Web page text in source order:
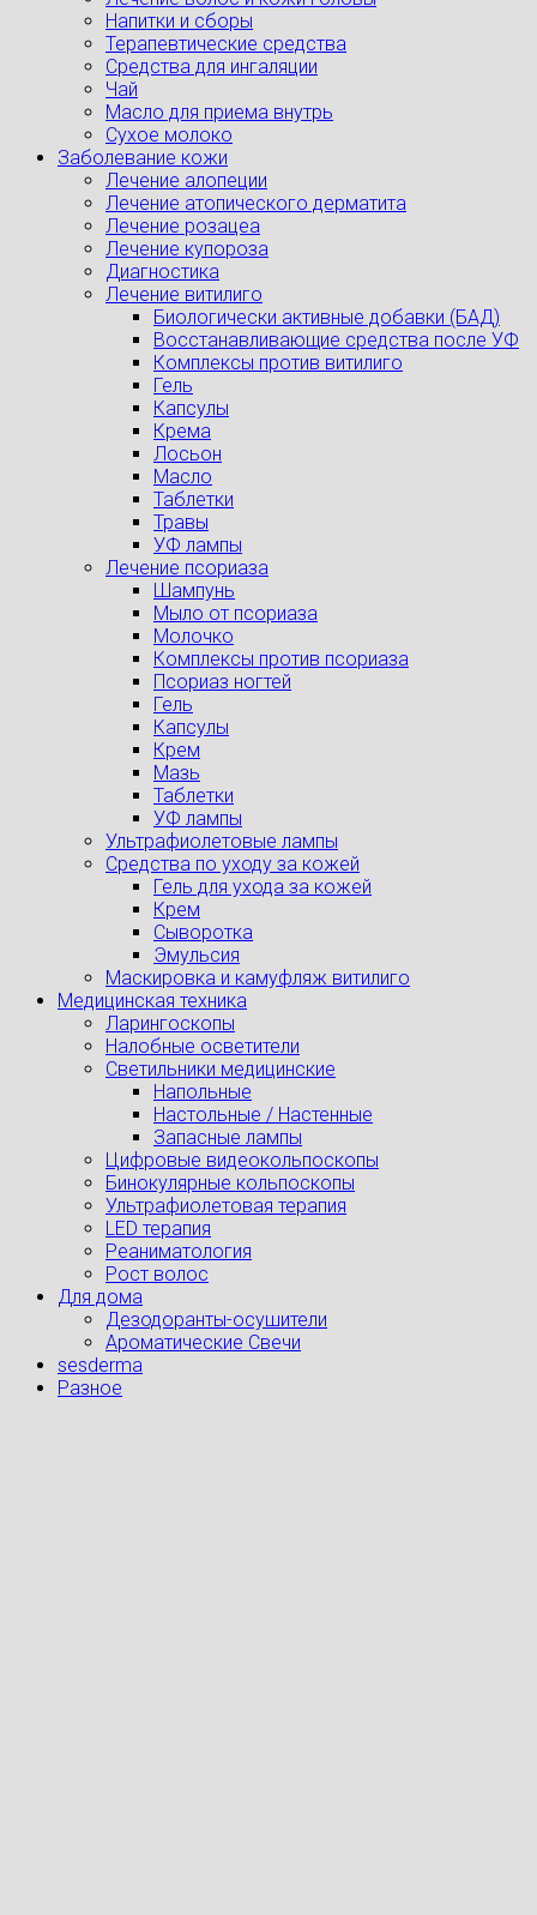
Напитки и сборы
Терапевтические средства
Средства для ингаляции
Чай
Масло для приема внутрь
Сухое молоко
Заболевание кожи
Лечение алопеции
Лечение атопического дерматита
Лечение розацеа
Лечение купороза
Диагностика
Лечение витилиго
Биологически активные добавки (БАД)
Восстанавливающие средства после УФ
Комплексы против витилиго
Гель
Капсулы
Крема
Лосьон
Масло
Таблетки
Травы
УФ лампы
Лечение псориаза
Шампунь
Мыло от псориаза
Молочко
Комплексы против псориаза
Псориаз ногтей
Гель
Капсулы
Крем
Мазь
Таблетки
УФ лампы
Ультрафиолетовые лампы
Средства по уходу за кожей
Гель для ухода за кожей
Крем
Сыворотка
Эмульсия
Маскировка и камуфляж витилиго
Медицинская техника
Ларингоскопы
Налобные осветители
Светильники медицинские
Напольные
Настольные / Настенные
Запасные лампы
Цифровые видеокольпоскопы
Бинокулярные кольпоскопы
Ультрафиолетовая терапия
LED терапия
Реаниматология
Рост волос
Для дома
Дезодоранты-осушители
Ароматические Свечи
sesderma
Разное